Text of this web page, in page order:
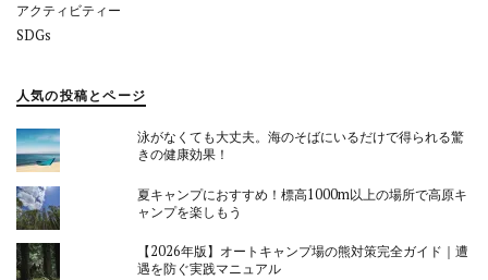
アクティビティー
SDGs
人気の投稿とページ
泳がなくても大丈夫。海のそばにいるだけで得られる驚
きの健康効果！
夏キャンプにおすすめ！標高1000m以上の場所で高原キ
ャンプを楽しもう
【2026年版】オートキャンプ場の熊対策完全ガイド｜遭
遇を防ぐ実践マニュアル